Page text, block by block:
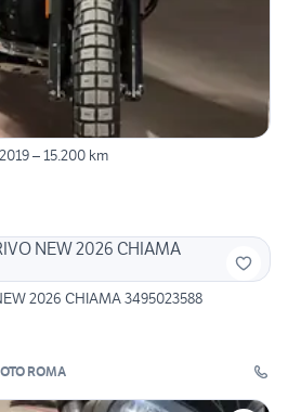
– 15.200 km
2026 CHIAMA 3495023588
ROMA